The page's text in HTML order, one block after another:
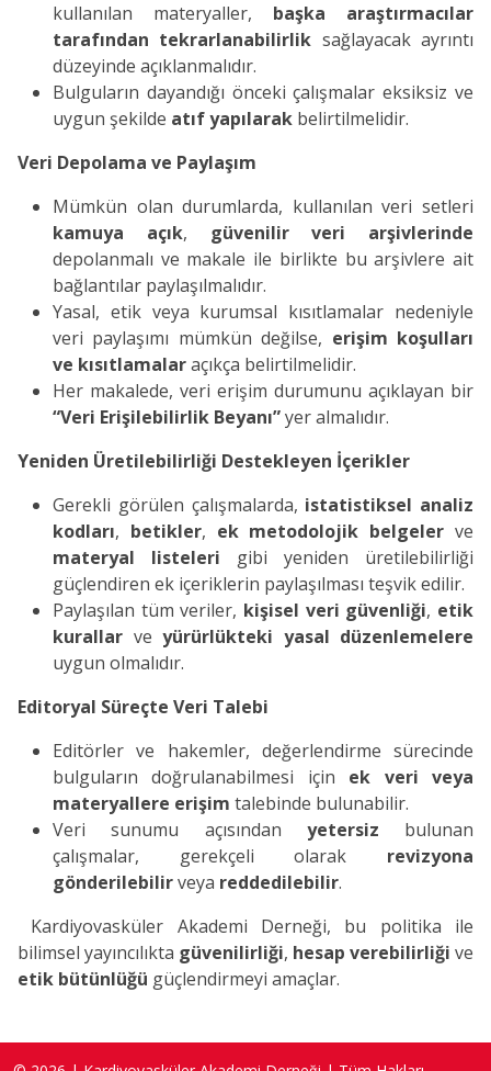
kullanılan materyaller, başka araştırmacılar
tarafından tekrarlanabilirlik sağlayacak ayrıntı
düzeyinde açıklanmalıdır.
Bulguların dayandığı önceki çalışmalar eksiksiz ve
uygun şekilde atıf yapılarak belirtilmelidir.
Veri Depolama ve Paylaşım
Mümkün olan durumlarda, kullanılan veri setleri
kamuya açık, güvenilir veri arşivlerinde
depolanmalı ve makale ile birlikte bu arşivlere ait
bağlantılar paylaşılmalıdır.
Yasal, etik veya kurumsal kısıtlamalar nedeniyle
veri paylaşımı mümkün değilse, erişim koşulları
ve kısıtlamalaraçıkça belirtilmelidir.
Her makalede, veri erişim durumunu açıklayan bir
“Veri Erişilebilirlik Beyanı”yer almalıdır.
Yeniden Üretilebilirliği Destekleyen İçerikler
Gerekli görülen çalışmalarda, istatistiksel analiz
kodları, betikler, ek metodolojik belgeler ve
materyal listeleri gibi yeniden üretilebilirliği
güçlendiren ek içeriklerin paylaşılması teşvik edilir.
Paylaşılan tüm veriler, kişisel veri güvenliği, etik
kurallar ve yürürlükteki yasal düzenlemelere
uygun olmalıdır.
Editoryal Süreçte Veri Talebi
Editörler ve hakemler, değerlendirme sürecinde
bulguların doğrulanabilmesi için ek veri veya
materyallere erişim talebinde bulunabilir.
Veri sunumu açısından yetersiz bulunan
çalışmalar, gerekçeli olarak revizyona
gönderilebilirveya reddedilebilir.
Kardiyovasküler Akademi Derneği, bu politika ile
bilimsel yayıncılıkta güvenilirliği, hesap verebilirliği ve
etik bütünlüğü güçlendirmeyi amaçlar.